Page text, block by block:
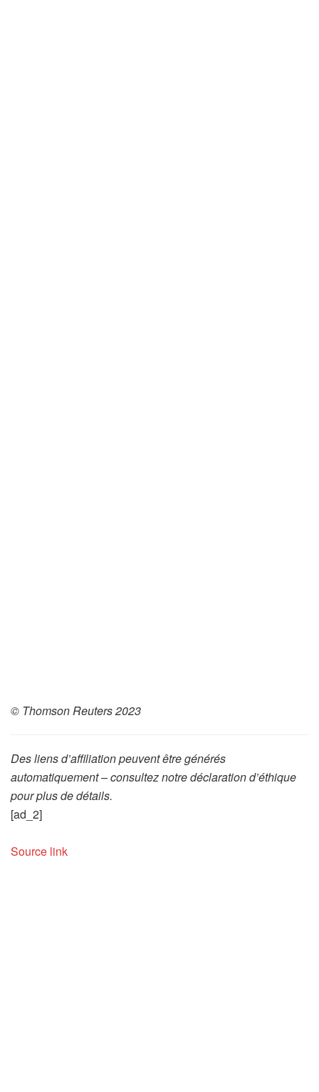
© Thomson Reuters 2023
Des liens d’affiliation peuvent être générés
automatiquement – consultez notre déclaration d’éthique
pour plus de détails.
[ad_2]
Source link